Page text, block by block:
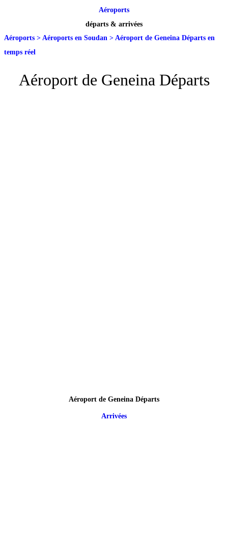
Aéroports
départs & arrivées
Aéroports > Aéroports en Soudan > Aéroport de Geneina Départs en
temps réel
Aéroport de Geneina Départs
Aéroport de Geneina Départs
Arrivées